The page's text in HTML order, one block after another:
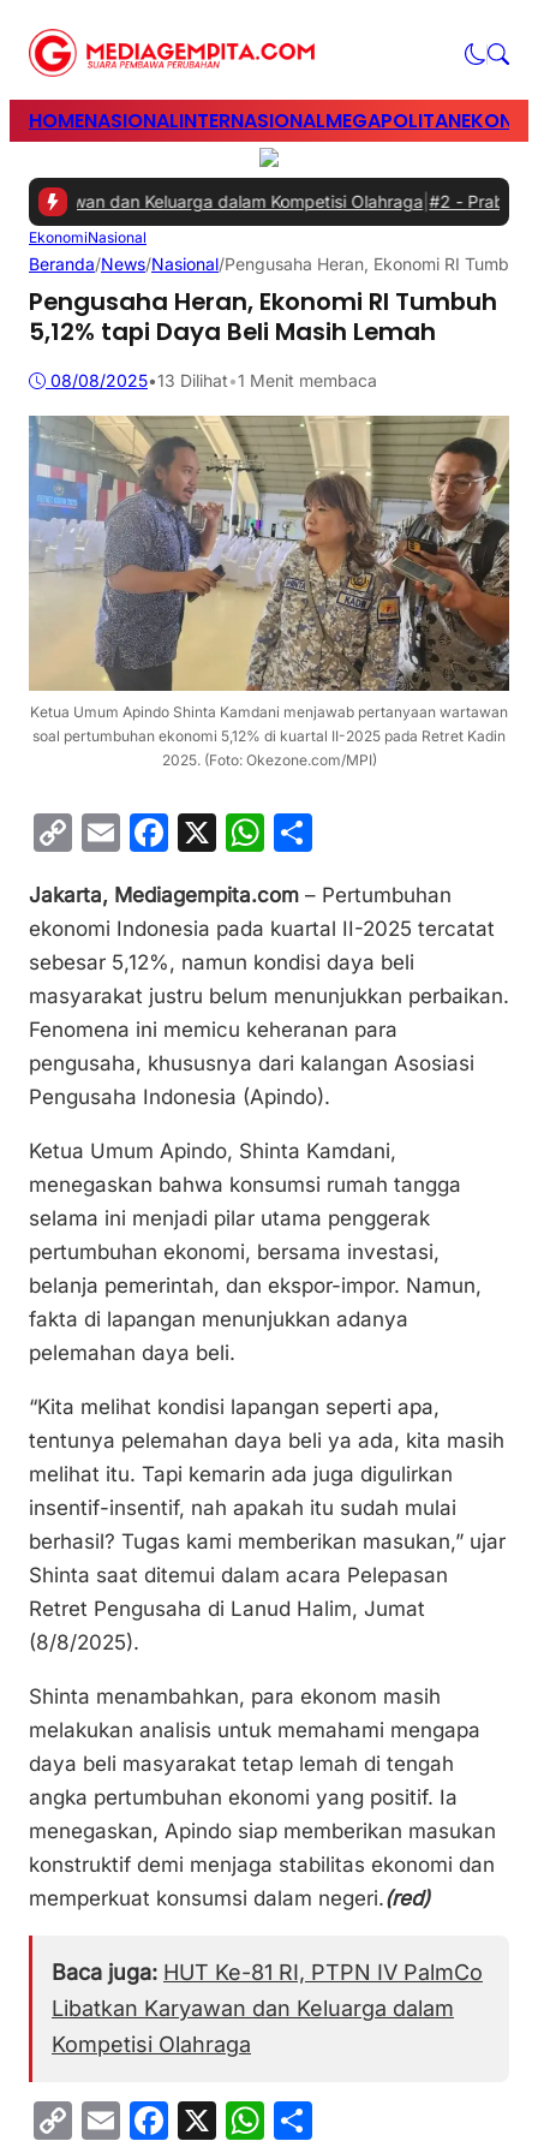
HOMENASIONALINTERNASIONALMEGAPOLITAN
dan Keluarga dalam Kompetisi Olahraga|#2 - Prabowo
EkonomiNasional
Beranda/News/Nasional/Pengusaha Heran, Ekonomi RI
Pengusaha Heran, Ekonomi RI Tumbuh
5,12% tapi Daya Beli Masih Lemah
08/08/2025•13 Dilihat•1 Menit membaca
Ketua Umum Apindo Shinta Kamdani menjawab pertanyaan wartawan
soal pertumbuhan ekonomi 5,12% di kuartal II-2025 pada Retret Kadin
2025. (Foto: Okezone.com/MPI)
C
p
y
Li
n
k
E
ai
l
F
c
e
b
o
o
k
X
W
at
s
A
p
p
ar
e
Jakarta, Mediagempita.com – Pertumbuhan
ekonomi Indonesia pada kuartal II-2025 tercatat
sebesar 5,12%, namun kondisi daya beli
masyarakat justru belum menunjukkan perbaikan.
Fenomena ini memicu keheranan para
pengusaha, khususnya dari kalangan Asosiasi
Pengusaha Indonesia (Apindo).
Ketua Umum Apindo, Shinta Kamdani,
menegaskan bahwa konsumsi rumah tangga
selama ini menjadi pilar utama penggerak
pertumbuhan ekonomi, bersama investasi,
belanja pemerintah, dan ekspor-impor. Namun,
fakta di lapangan menunjukkan adanya
pelemahan daya beli.
“Kita melihat kondisi lapangan seperti apa,
tentunya pelemahan daya beli ya ada, kita masih
melihat itu. Tapi kemarin ada juga digulirkan
insentif-insentif, nah apakah itu sudah mulai
berhasil? Tugas kami memberikan masukan,” ujar
Shinta saat ditemui dalam acara Pelepasan
Retret Pengusaha di Lanud Halim, Jumat
(8/8/2025).
Shinta menambahkan, para ekonom masih
melakukan analisis untuk memahami mengapa
daya beli masyarakat tetap lemah di tengah
angka pertumbuhan ekonomi yang positif. Ia
menegaskan, Apindo siap memberikan masukan
konstruktif demi menjaga stabilitas ekonomi dan
memperkuat konsumsi dalam negeri.(red)
Baca juga: HUT Ke-81 RI, PTPN IV PalmCo
Libatkan Karyawan dan Keluarga dalam
Kompetisi Olahraga
C
E
F
X
W